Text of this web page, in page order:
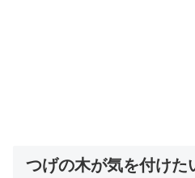
つげの木が気を付けた